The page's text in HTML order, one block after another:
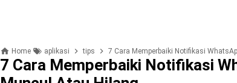
Home aplikasi tips 7 Cara Memperbaiki Notifikasi
7 Cara Memperbaiki Notifikasi